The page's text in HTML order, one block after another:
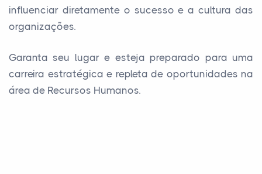
influenciar diretamente o sucesso e a cultura das
organizações.
Garanta seu lugar e esteja preparado para uma
carreira estratégica e repleta de oportunidades na
área de Recursos Humanos.